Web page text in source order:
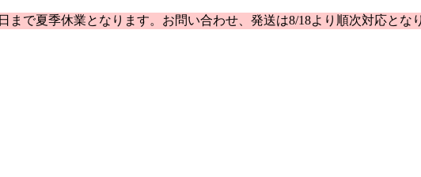
まで夏季休業となります。お問い合わせ、発送は8/18より順次対応とな